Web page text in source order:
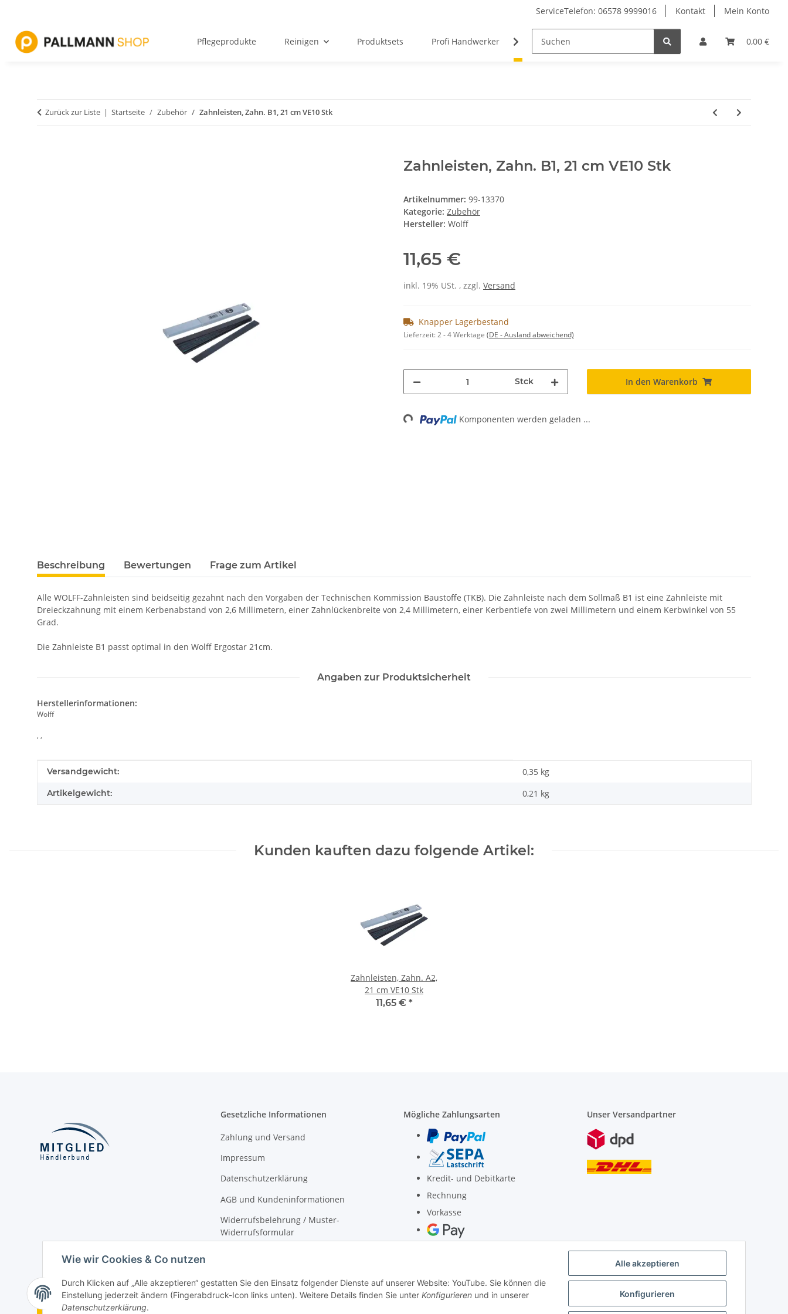
Alle akzeptieren
Konfigurieren
Wie wir Cookies & Co nutzen
Durch Klicken auf „Alle akzeptieren“ gestatten Sie den Einsatz folgender Dienste auf unserer Website: YouTube. Sie können die
Einstellung jederzeit ändern (Fingerabdruck-Icon links unten). Weitere Details finden Sie unter Konfigurieren und in unserer
Datenschutzerklärung.
ServiceTelefon: 06578 9999016 Kontakt Mein Konto
0,00 €
Pflegeprodukte Reinigen Produktsets Profi Handwerker Zubehör
Zurück zur Liste Startseite Zubehör Zahnleisten, Zahn. B1, 21 cm VE10 Stk
Zahnleisten, Zahn. B1, 21 cm VE10 Stk
Artikelnummer: 99-13370
Kategorie: Zubehör
Hersteller: Wolff
11,65 €
inkl. 19% USt. , zzgl. Versand
Knapper Lagerbestand
Lieferzeit:2 - 4 Werktage (DE - Ausland abweichend)
Stck In den Warenkorb
Loading... Komponenten werden geladen ...
Beschreibung Bewertungen Frage zum Artikel
Alle WOLFF-Zahnleisten sind beidseitig gezahnt nach den Vorgaben der Technischen Kommission Baustoffe (TKB). Die Zahnleiste nach dem Sollmaß B1 ist eine Zahnleiste mit
Dreieckzahnung mit einem Kerbenabstand von 2,6 Millimetern, einer Zahnlückenbreite von 2,4 Millimetern, einer Kerbentiefe von zwei Millimetern und einem Kerbwinkel von 55
Grad.
Die Zahnleiste B1 passt optimal in den Wolff Ergostar 21cm.
Angaben zur Produktsicherheit
Herstellerinformationen:
Wolff
, ,
Produkteigenschaft
Wert
Versandgewicht: 0,35 kg
Artikelgewicht: 0,21 kg
Kunden kauften dazu folgende Artikel:
Zahnleisten, Zahn. A2,
21 cm VE10 Stk
11,65 € *
Gesetzliche Informationen
Zahlung und Versand
Impressum
Datenschutzerklärung
AGB und Kundeninformationen
Widerrufsbelehrung / Muster-
Widerrufsformular
Mögliche Zahlungsarten
Kredit- und Debitkarte
Rechnung
Vorkasse
Unser Versandpartner
Vertrag widerrufen